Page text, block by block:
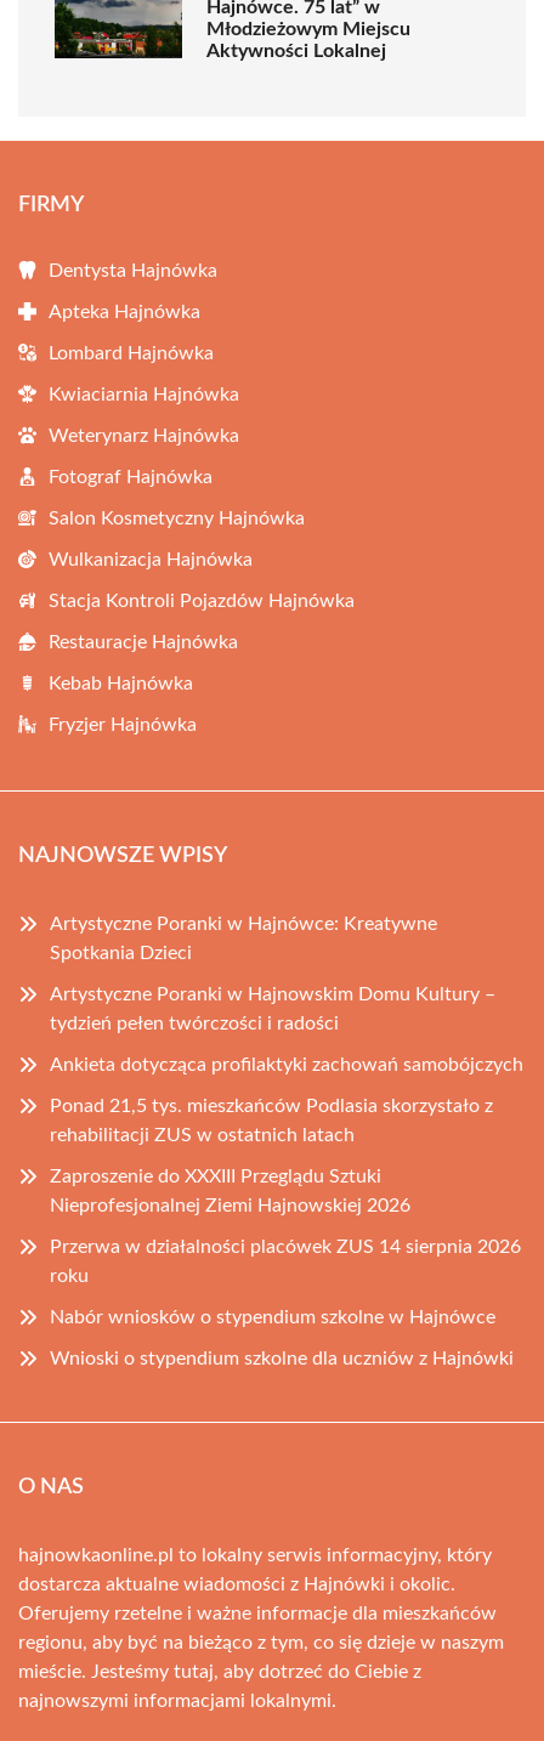
Hajnówce. 75 lat” w
Młodzieżowym Miejscu
Aktywności Lokalnej
FIRMY
Dentysta Hajnówka
Apteka Hajnówka
Lombard Hajnówka
Kwiaciarnia Hajnówka
Weterynarz Hajnówka
Fotograf Hajnówka
Salon Kosmetyczny Hajnówka
Wulkanizacja Hajnówka
Stacja Kontroli Pojazdów Hajnówka
Restauracje Hajnówka
Kebab Hajnówka
Fryzjer Hajnówka
NAJNOWSZE WPISY
Artystyczne Poranki w Hajnówce: Kreatywne
Spotkania Dzieci
Artystyczne Poranki w Hajnowskim Domu Kultury –
tydzień pełen twórczości i radości
Ankieta dotycząca profilaktyki zachowań samobójczych
Ponad 21,5 tys. mieszkańców Podlasia skorzystało z
rehabilitacji ZUS w ostatnich latach
Zaproszenie do XXXIII Przeglądu Sztuki
Nieprofesjonalnej Ziemi Hajnowskiej 2026
Przerwa w działalności placówek ZUS 14 sierpnia 2026
roku
Nabór wniosków o stypendium szkolne w Hajnówce
Wnioski o stypendium szkolne dla uczniów z Hajnówki
O NAS
hajnowkaonline.pl to lokalny serwis informacyjny, który
dostarcza aktualne wiadomości z Hajnówki i okolic.
Oferujemy rzetelne i ważne informacje dla mieszkańców
regionu, aby być na bieżąco z tym, co się dzieje w naszym
mieście. Jesteśmy tutaj, aby dotrzeć do Ciebie z
najnowszymi informacjami lokalnymi.